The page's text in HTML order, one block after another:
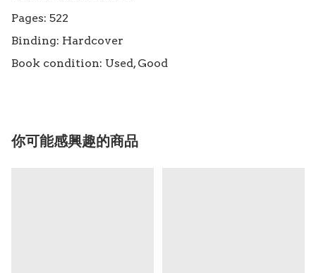
Pages: 522
Binding: Hardcover
Book condition: Used, Good
你可能感興趣的商品